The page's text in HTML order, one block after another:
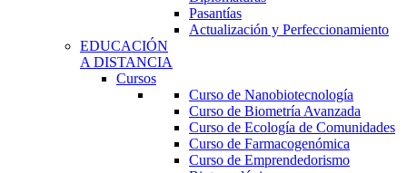
Pasantías
Actualización y Perfeccionamiento
EDUCACIÓN
A DISTANCIA
Cursos
Curso de Nanobiotecnología
Curso de Biometría Avanzada
Curso de Ecología de Comunidades
Curso de Farmacogenómica
Curso de Emprendedorismo